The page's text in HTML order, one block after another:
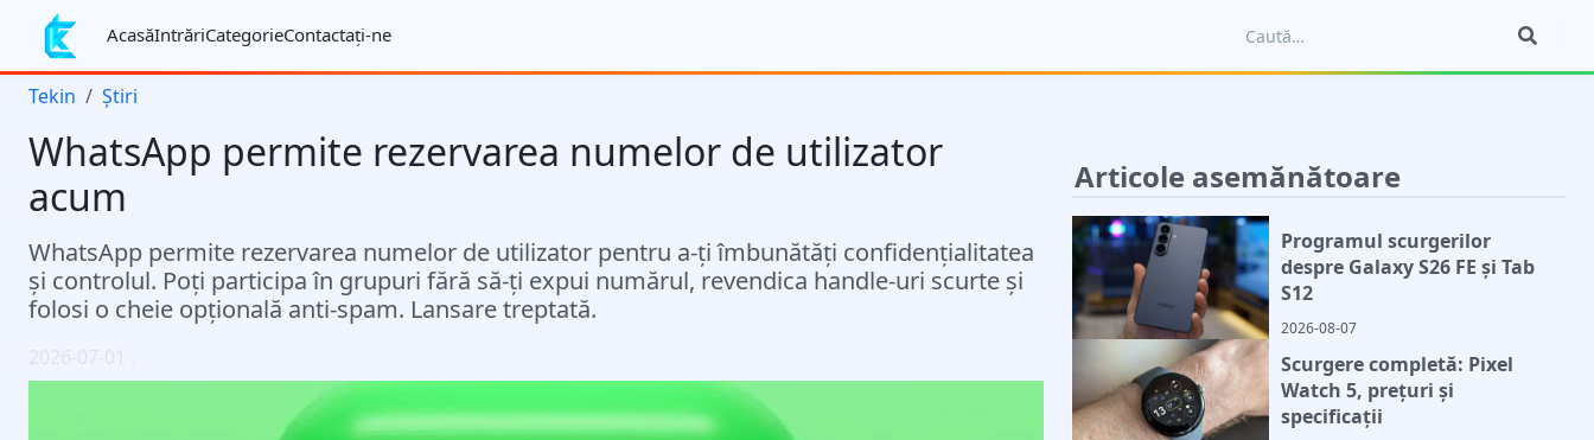
AcasăIntrăriCategorieContactaţi-ne
Tekin Știri
WhatsApp permite rezervarea numelor de utilizator
acum
WhatsApp permite rezervarea numelor de utilizator pentru a-ți îmbunătăți confidențialitatea
și controlul. Poți participa în grupuri fără să-ți expui numărul, revendica handle-uri scurte și
folosi o cheie opțională anti-spam. Lansare treptată.
2026-07-01 .
Articole asemănătoare
Programul scurgerilor
despre Galaxy S26 FE și Tab
S12
2026-08-07
Scurgere completă: Pixel
Watch 5, prețuri și
specificații